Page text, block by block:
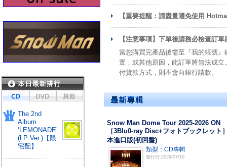
The 2nd
Album
‘LEMONADE’
(LP Ver.)【限
宅配】
【重要提醒：請盡量避免使用
【注意事項】下單後請務必檢查訂
當您購買完產品後需至『我的帳號
置，或其他原因，此訂單將無法成
付貨款方式，則不會向銀行請款。
Snow Man Dome Tour 2025-2026 ON
［3Blu0-ray Disc+フォトブックレット
本進口版(初回盤)
類型：CD專輯
發行日:2026/07/10